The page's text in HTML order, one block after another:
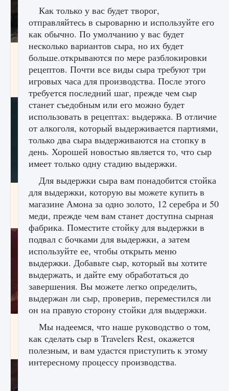
Как исправить текстовую ошибку
пользовательского интерфейса Delta
Force Hawk Ops
9 августа 2024 1 945 0 0
Как проверить статус сервера Delta Force
Hawk Ops
9 августа 2024 1 286 0 0
Как приручить существ джунглей Нари в
игре Creatures of Ava
9 августа 2024 1 218 0 0
Как только у вас будет творог,
отправляйтесь в сыроварню и используйте его
как обычно. По умолчанию у вас будет
несколько вариантов сыра, но их будет
больше.открываются по мере разблокировки
рецептов. Почти все виды сыра требуют три
игровых часа для производства. После этого
требуется последний шаг, прежде чем сыр
станет съедобным или его можно будет
использовать в рецептах: выдержка. В отличие
от алкоголя, который выдерживается партиями,
только два сыра выдерживаются на стопку в
день. Хорошей новостью является то, что сыр
имеет только одну стадию выдержки.
Для выдержки сыра вам понадобится стойка
для выдержки, которую вы можете купить в
магазине Амона за одно золото, 12 серебра и 50
меди, прежде чем вам станет доступна сырная
фабрика. Поместите стойку для выдержки в
подвал с бочками для выдержки, а затем
используйте ее, чтобы открыть меню
выдержки. Добавьте сыр, который вы хотите
выдержать, и дайте ему обработаться до
завершения. Вы можете легко определить,
выдержан ли сыр, проверив, переместился ли
он на правую сторону стойки для выдержки.
Мы надеемся, что наше руководство о том,
как сделать сыр в Travelers Rest, окажется
полезным, и вам удастся приступить к этому
интересному процессу производства.